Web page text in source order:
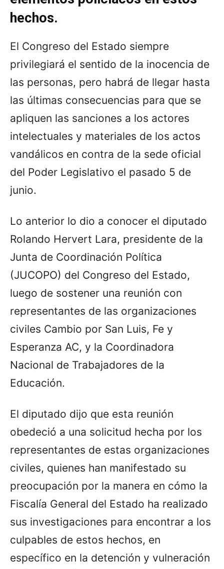
hechos.
El Congreso del Estado siempre
privilegiará el sentido de la inocencia de
las personas, pero habrá de llegar hasta
las últimas consecuencias para que se
apliquen las sanciones a los actores
intelectuales y materiales de los actos
vandálicos en contra de la sede oficial
del Poder Legislativo el pasado 5 de
junio.
Lo anterior lo dio a conocer el diputado
Rolando Hervert Lara, presidente de la
Junta de Coordinación Política
(JUCOPO) del Congreso del Estado,
luego de sostener una reunión con
representantes de las organizaciones
civiles Cambio por San Luis, Fe y
Esperanza AC, y la Coordinadora
Nacional de Trabajadores de la
Educación.
El diputado dijo que esta reunión
obedeció a una solicitud hecha por los
representantes de estas organizaciones
civiles, quienes han manifestado su
preocupación por la manera en cómo la
Fiscalía General del Estado ha realizado
sus investigaciones para encontrar a los
culpables de estos hechos, en
específico en la detención y vulneración